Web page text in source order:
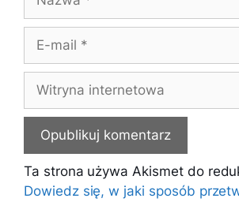
Witryna
internetowa
Ta strona używa Akismet do
Dowiedz się, w jaki sposób